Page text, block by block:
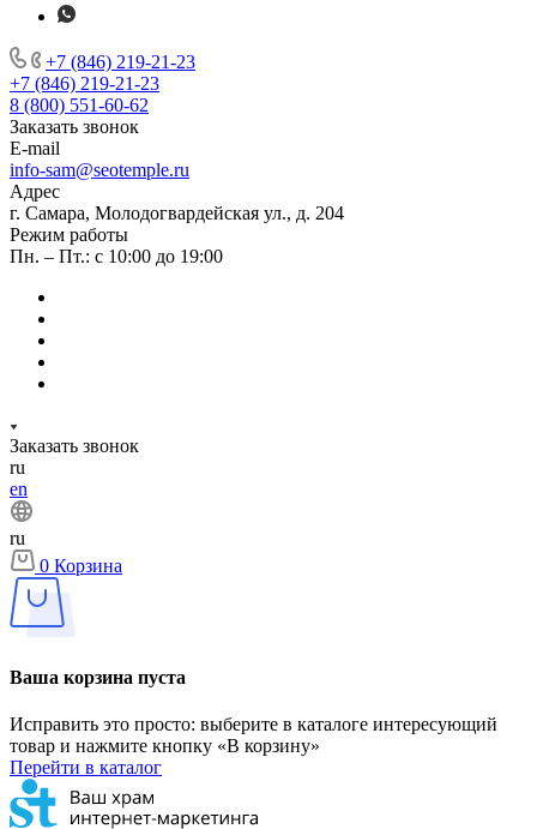
+7 (846) 219-21-23
+7 (846) 219-21-23
8 (800) 551-60-62
Заказать звонок
E-mail
info-sam@seotemple.ru
Адрес
г. Самара, Молодогвардейская ул., д. 204
Режим работы
Пн. – Пт.: с 10:00 до 19:00
Заказать звонок
ru
en
ru
0 Корзина
Ваша корзина пуста
Исправить это просто: выберите в каталоге интересующий
товар и нажмите кнопку «В корзину»
Перейти в каталог